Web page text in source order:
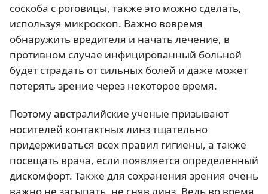
соскоба с роговицы, также это можно сделать,
используя микроскоп. Важно вовремя
обнаружить вредителя и начать лечение, в
противном случае инфицированный больной
будет страдать от сильных болей и даже может
потерять зрение через некоторое время.
Поэтому австралийские ученые призывают
носителей контактных линз тщательно
придерживаться всех правил гигиены, а также
посещать врача, если появляется определенный
дискомфорт. Также для сохранения зрения очень